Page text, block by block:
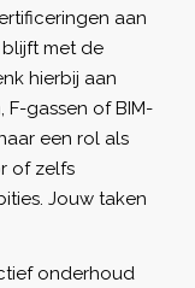
aan
met de
hierbij aan
gassen of BIM-
een rol als
of zelfs
Jouw taken
onderhoud